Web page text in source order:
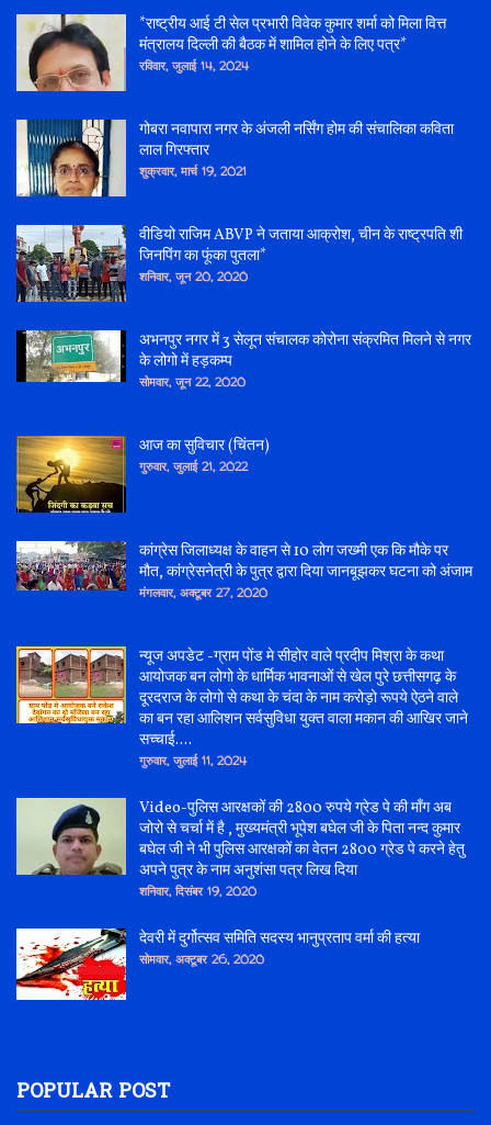
*राष्ट्रीय आई टी सेल प्रभारी विवेक कुमार शर्मा को मिला वित्त
मंत्रालय दिल्ली की बैठक में शामिल होने के लिए पत्र*
रविवार, जुलाई 14, 2024
गोबरा नवापारा नगर के अंजली नर्सिंग होम की संचालिका कविता
लाल गिरफ्तार
शुक्रवार, मार्च 19, 2021
वीडियो राजिम ABVP ने जताया आक्रोश, चीन के राष्ट्रपति शी
जिनपिंग का फूंका पुतला*
शनिवार, जून 20, 2020
अभनपुर नगर में 3 सेलून संचालक कोरोना संक्रमित मिलने से नगर
के लोगो में हड़कम्प
सोमवार, जून 22, 2020
आज का सुविचार (चिंतन)
गुरुवार, जुलाई 21, 2022
कांग्रेस जिलाध्यक्ष के वाहन से 10 लोग जख्मी एक कि मौके पर
मौत, कांग्रेसनेत्री के पुत्र द्वारा दिया जानबूझकर घटना को अंजाम
मंगलवार, अक्टूबर 27, 2020
न्यूज अपडेट -ग्राम पोंड मे सीहोर वाले प्रदीप मिश्रा के कथा
आयोजक बन लोगो के धार्मिक भावनाओं से खेल पुरे छत्तीसगढ़ के
दूरदराज के लोगो से कथा के चंदा के नाम करोड़ो रूपये ऐठने वाले
का बन रहा आलिशन सर्वसुविधा युक्त वाला मकान की आखिर जाने
सच्चाई....
गुरुवार, जुलाई 11, 2024
Video-पुलिस आरक्षकों की 2800 रुपये ग्रेड पे की माँग अब
जोरो से चर्चा में है , मुख्यमंत्री भूपेश बघेल जी के पिता नन्द कुमार
बघेल जी ने भी पुलिस आरक्षकों का वेतन 2800 ग्रेड पे करने हेतु
अपने पुत्र के नाम अनुशंसा पत्र लिख दिया
शनिवार, दिसंबर 19, 2020
देवरी में दुर्गोत्सव समिति सदस्य भानुप्रताप वर्मा की हत्या
सोमवार, अक्टूबर 26, 2020
POPULAR POST